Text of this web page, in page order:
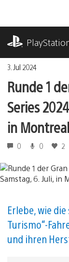
springen
3. Jul 2024
Runde 1
Series
in
0 0 2
Erlebe, wie
Turismo“-
und ihren